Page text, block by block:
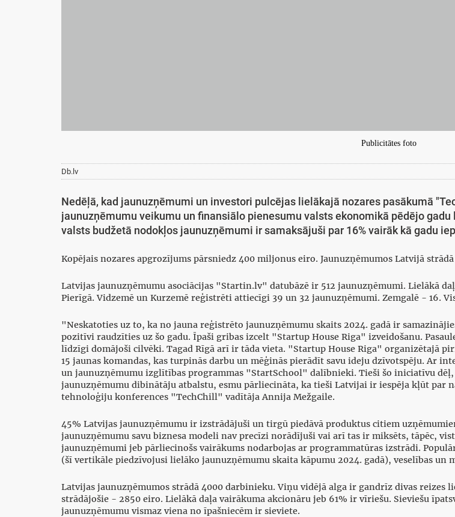
Publicitātes foto
Db.lv
Nedēļā, kad jaunuzņēmumi un investori pulcējas lielākajā nozares pasākumā
jaunuzņēmumu veikumu un finansiālo pienesumu valsts ekonomikā pēdējo
valsts budžetā nodokļos jaunuzņēmumi ir samaksājuši par 16% vairāk kā gadu
Kopējais nozares apgrozījums pārsniedz 400 miljonus eiro. Jaunuzņēmumos Latvijā
Latvijas jaunuzņēmumu asociācijas "Startin.lv" datubāzē ir 512 jaunuzņēmumi. Lielākā
Pierīgā. Vidzemē un Kurzemē reģistrēti attiecīgi 39 un 32 jaunuzņēmumi. Zemgalē - 16.
"Neskatoties uz to, ka no jauna reģistrēto jaunuzņēmumu skaits 2024. gadā ir
pozitīvi raudzīties uz šo gadu. Īpaši gribas izcelt "Startup House Riga" izveidošanu.
līdzīgi domājoši cilvēki. Tagad Rīgā arī ir tāda vieta. "Startup House Riga" organizētajā
15 jaunas komandas, kas turpinās darbu un mēģinās pierādīt savu ideju dzīvotspēju. Ar
un jaunuzņēmumu izglītības programmas "StartSchool" dalībnieki. Tieši šo iniciatīvu dēļ,
jaunuzņēmumu dibinātāju atbalstu, esmu pārliecināta, ka tieši Latvijai ir iespēja kļūt par
tehnoloģiju konferences "TechChill" vadītāja Annija Mežgaile.
45% Latvijas jaunuzņēmumu ir izstrādājuši un tirgū piedāvā produktus citiem
jaunuzņēmumu savu biznesa modeli nav precīzi norādījuši vai arī tas ir miksēts, tāpēc,
jaunuzņēmumi jeb pārliecinošs vairākums nodarbojas ar programmatūras izstrādi.
(šī vertikāle piedzīvojusi lielāko jaunuzņēmumu skaita kāpumu 2024. gadā), veselības
Latvijas jaunuzņēmumos strādā 4000 darbinieku. Viņu vidējā alga ir gandrīz divas reizes
strādājošie - 2850 eiro. Lielākā daļa vairākuma akcionāru jeb 61% ir vīriešu. Sieviešu
jaunuzņēmumu vismaz viena no īpašniecēm ir sieviete.